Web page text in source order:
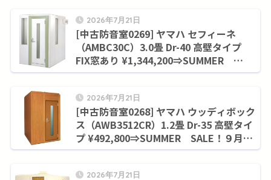
2026年7月21日
[中古防音室0269] ヤマハ セフィーネ
（AMBC30C）3.0畳 Dr-40 高壁タイプ
FIX窓あり ¥1,344,200⇒SUMMER
SALE！９月末まで¥1,155,000
2026年7月21日
[中古防音室0268] ヤマハ ウッディボック
ス（AWB3512CR）1.2畳 Dr-35 高壁タイ
プ ¥492,800⇒SUMMER SALE！９月末
まで¥420,200
2026年7月21日